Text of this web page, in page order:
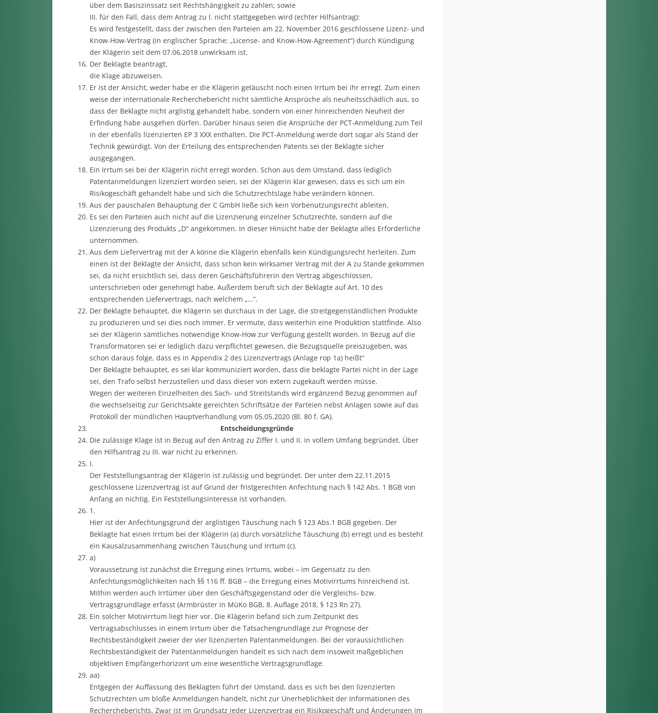
über dem Basiszinssatz seit Rechtshängigkeit zu zahlen; sowie
III. für den Fall, dass dem Antrag zu I. nicht stattgegeben wird (echter Hilfsantrag):
Es wird festgestellt, dass der zwischen den Parteien am 22. November 2016 geschlossene Lizenz- und
Know-How-Vertrag (in englischer Sprache: „License- and Know-How-Agreement“) durch Kündigung
der Klägerin seit dem 07.06.2018 unwirksam ist.
Der Beklagte beantragt,
die Klage abzuweisen.
Er ist der Ansicht, weder habe er die Klägerin getäuscht noch einen Irrtum bei ihr erregt. Zum einen
weise der internationale Recherchebericht nicht sämtliche Ansprüche als neuheitsschädlich aus, so
dass der Beklagte nicht arglistig gehandelt habe, sondern von einer hinreichenden Neuheit der
Erfindung habe ausgehen dürfen. Darüber hinaus seien die Ansprüche der PCT-Anmeldung zum Teil
in der ebenfalls lizenzierten EP 3 XXX enthalten. Die PCT-Anmeldung werde dort sogar als Stand der
Technik gewürdigt. Von der Erteilung des entsprechenden Patents sei der Beklagte sicher
ausgegangen.
Ein Irrtum sei bei der Klägerin nicht erregt worden. Schon aus dem Umstand, dass lediglich
Patentanmeldungen lizenziert worden seien, sei der Klägerin klar gewesen, dass es sich um ein
Risikogeschäft gehandelt habe und sich die Schutzrechtslage habe verändern können.
Aus der pauschalen Behauptung der C GmbH ließe sich kein Vorbenutzungsrecht ableiten.
Es sei den Parteien auch nicht auf die Lizenzierung einzelner Schutzrechte, sondern auf die
Lizenzierung des Produkts „D“ angekommen. In dieser Hinsicht habe der Beklagte alles Erforderliche
unternommen.
Aus dem Liefervertrag mit der A könne die Klägerin ebenfalls kein Kündigungsrecht herleiten. Zum
einen ist der Beklagte der Ansicht, dass schon kein wirksamer Vertrag mit der A zu Stande gekommen
sei, da nicht ersichtlich sei, dass deren Geschäftsführerin den Vertrag abgeschlossen,
unterschrieben oder genehmigt habe. Außerdem beruft sich der Beklagte auf Art. 10 des
entsprechenden Liefervertrags, nach welchem „…“.
Der Beklagte behauptet, die Klägerin sei durchaus in der Lage, die streitgegenständlichen Produkte
zu produzieren und sei dies noch immer. Er vermute, dass weiterhin eine Produktion stattfinde. Also
sei der Klägerin sämtliches notwendige Know-How zur Verfügung gestellt worden. In Bezug auf die
Transformatoren sei er lediglich dazu verpflichtet gewesen, die Bezugsquelle preiszugeben, was
schon daraus folge, dass es in Appendix 2 des Lizenzvertrags (Anlage rop 1a) heißt“
Der Beklagte behauptet, es sei klar kommuniziert worden, dass die beklagte Partei nicht in der Lage
sei, den Trafo selbst herzustellen und dass dieser von extern zugekauft werden müsse.
Wegen der weiteren Einzelheiten des Sach- und Streitstands wird ergänzend Bezug genommen auf
die wechselseitig zur Gerichtsakte gereichten Schriftsätze der Parteien nebst Anlagen sowie auf das
Protokoll der mündlichen Hauptverhandlung vom 05.05.2020 (Bl. 80 f. GA).
Entscheidungsgründe
Die zulässige Klage ist in Bezug auf den Antrag zu Ziffer I. und II. in vollem Umfang begründet. Über
den Hilfsantrag zu III. war nicht zu erkennen.
I.
Der Feststellungsantrag der Klägerin ist zulässig und begründet. Der unter dem 22.11.2015
geschlossene Lizenzvertrag ist auf Grund der fristgerechten Anfechtung nach § 142 Abs. 1 BGB von
Anfang an nichtig. Ein Feststellungsinteresse ist vorhanden.
1.
Hier ist der Anfechtungsgrund der arglistigen Täuschung nach § 123 Abs.1 BGB gegeben. Der
Beklagte hat einen Irrtum bei der Klägerin (a) durch vorsätzliche Täuschung (b) erregt und es besteht
ein Kausalzusammenhang zwischen Täuschung und Irrtum (c).
a)
Voraussetzung ist zunächst die Erregung eines Irrtums, wobei – im Gegensatz zu den
Anfechtungsmöglichkeiten nach §§ 116 ff. BGB – die Erregung eines Motivirrtums hinreichend ist.
Mithin werden auch Irrtümer über den Geschäftsgegenstand oder die Vergleichs- bzw.
Vertragsgrundlage erfasst (Armbrüster in MüKo BGB, 8. Auflage 2018, § 123 Rn 27).
Ein solcher Motivirrtum liegt hier vor. Die Klägerin befand sich zum Zeitpunkt des
Vertragsabschlusses in einem Irrtum über die Tatsachengrundlage zur Prognose der
Rechtsbeständigkeit zweier der vier lizenzierten Patentanmeldungen. Bei der voraussichtlichen
Rechtsbeständigkeit der Patentanmeldungen handelt es sich nach dem insoweit maßgeblichen
objektiven Empfängerhorizont um eine wesentliche Vertragsgrundlage.
aa)
Entgegen der Auffassung des Beklagten führt der Umstand, dass es sich bei den lizenzierten
Schutzrechten um bloße Anmeldungen handelt, nicht zur Unerheblichkeit der Informationen des
Rechercheberichts. Zwar ist im Grundsatz jeder Lizenzvertrag ein Risikogeschäft und Änderungen im